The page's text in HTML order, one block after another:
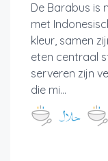
De Barabus is
met
kleur, samen
eten centraal
serveren zijn
die mi...